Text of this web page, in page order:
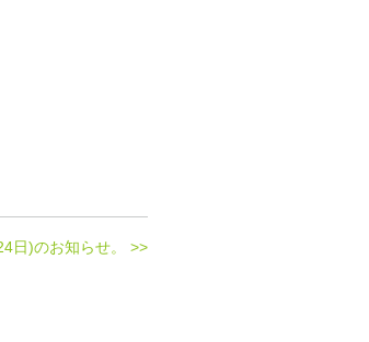
日)のお知らせ。 >>